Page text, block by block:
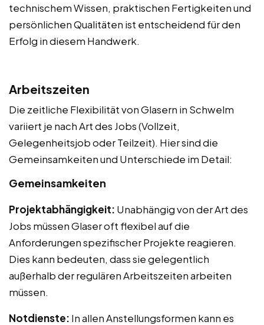
technischem Wissen, praktischen Fertigkeiten und
persönlichen Qualitäten ist entscheidend für den
Erfolg in diesem Handwerk.
Arbeitszeiten
Die zeitliche Flexibilität von Glasern in Schwelm
variiert je nach Art des Jobs (Vollzeit,
Gelegenheitsjob oder Teilzeit). Hier sind die
Gemeinsamkeiten und Unterschiede im Detail:
Gemeinsamkeiten
Projektabhängigkeit: Unabhängig von der Art des
Jobs müssen Glaser oft flexibel auf die
Anforderungen spezifischer Projekte reagieren.
Dies kann bedeuten, dass sie gelegentlich
außerhalb der regulären Arbeitszeiten arbeiten
müssen.
Notdienste: In allen Anstellungsformen kann es